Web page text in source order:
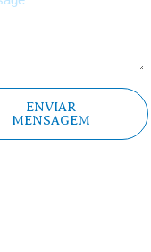
ENVIAR
MENSAGEM